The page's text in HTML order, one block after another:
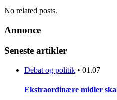
No related posts.
Annonce
Seneste artikler
Debat og politik • 01.07
Ekstraordinære midler